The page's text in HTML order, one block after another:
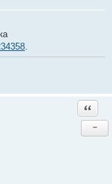
.
−